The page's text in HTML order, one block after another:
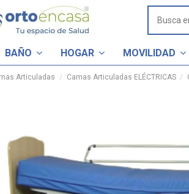
BAÑO HOGAR MOVILIDAD
Articuladas Camas Articuladas ELÉCTRICAS